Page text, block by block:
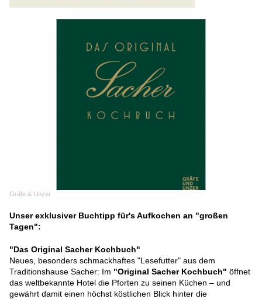
Gräfe & Unzer
Unser exklusiver Buchtipp für's Aufkochen an "großen
Tagen":
"Das Original Sacher Kochbuch"
Neues, besonders schmackhaftes "Lesefutter" aus dem
Traditionshause Sacher: Im "Original Sacher Kochbuch" öffnet
das weltbekannte Hotel die Pforten zu seinen Küchen – und
gewährt damit einen höchst köstlichen Blick hinter die